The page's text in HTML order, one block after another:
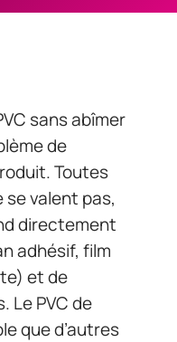
sans abîmer
de
Toutes
se valent pas,
directement
adhésif, film
et de
Le PVC de
que d’autres